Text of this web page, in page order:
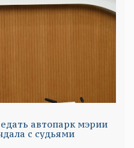
автопарк мэрии
с судьями